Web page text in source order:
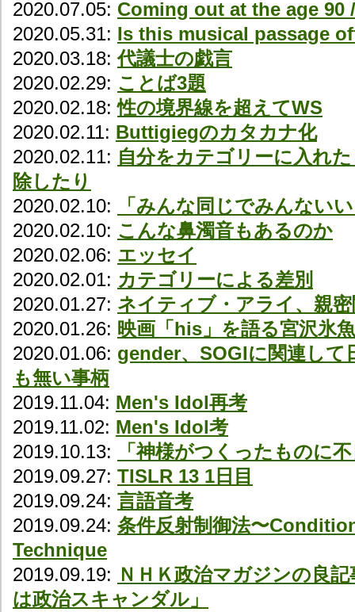
2020.07.05: Coming out at the age 90
2020.05.31: Is this musical passage
2020.03.18:代議士の戯言
2020.02.29: ことば3題
2020.02.18:性の境界線を超えてWS
2020.02.11: Buttigiegのカタカナ化
2020.02.11: 自分をカテゴリーに入れ
除したり
2020.02.10:
「みんな同じでみんない
2020.02.10: こんな鼻濁音もあるのか
2020.02.06: エッセイ
2020.02.01: カテゴリーによる差別
2020.01.27: ネイティブ・アライ、親
2020.01.26: 映画「his」を語る宮沢氷
2020.01.06: gender、SOGIに関連して
も無い事柄
2019.11.04: Men's Idol再考
2019.11.02: Men's Idol考
2019.10.13:
「神様がつくったものに
2019.09.27: TISLR 13 1日目
2019.09.24: 言語音考
2019.09.24: 条件反射制御法〜
Technique
2019.09.19: ＮＨＫ政治マガジンの良
は政治スキャンダル」